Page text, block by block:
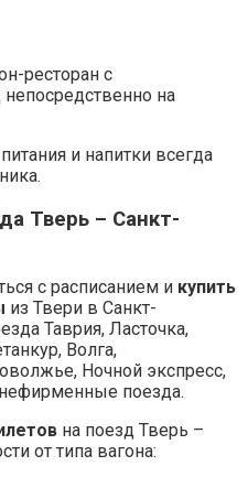
ресторан с
на
и напитки всегда
Тверь – Санкт-
с расписанием и купить
из Твери в Санкт-
Таврия, Ласточка,
Волга,
Ночной экспресс,
поезда.
на поезд Тверь –
от типа вагона: